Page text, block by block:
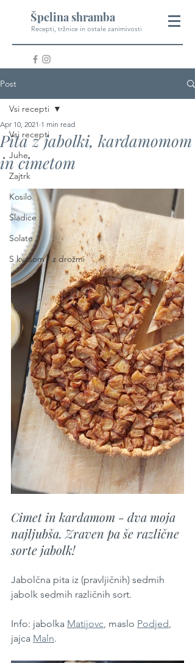
Špelina shramba
Recepti, tržnice in ostale zanimivosti
Post
Vsi recepti
Juhe
Zajtrk
Kosilo
Sladice
Solate
S kvasom / z drožmi
Vsi recepti
Pita z jabolki, kardamomom
in cimetom
Apr 10, 2021 1 min read
Cimet in kardamom - dva moja
najljubša. Zraven pa še različne
sorte jabolk!
Jabolčna pita iz (pravljičnih) sedmih
jabolk sedmih različnih sort.
Info: jabolka Matijovc, maslo Podjed,
jajca Maln.